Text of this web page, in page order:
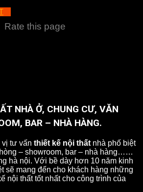
Rate this page
NHÀ Ở, CHUNG CƯ, VĂN
BAR – NHÀ HÀNG.
vị tư vấn thiết kế nội thất nhà phố biệt
– showroom, bar – nhà hàng……
hà nội. Với bề dày hơn 10 năm kinh
sẽ mang đến cho khách hàng những
nội thất tốt nhất cho công trình của